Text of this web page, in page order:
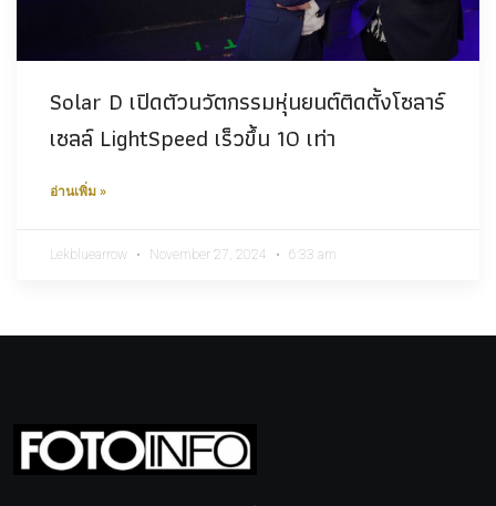
Solar D เปิดตัวนวัตกรรมหุ่นยนต์ติดตั้งโซลาร์
เซลล์ LightSpeed เร็วขึ้น 10 เท่า
อ่านเพิ่ม »
Lekbluearrow November 27, 2024 6:33 am